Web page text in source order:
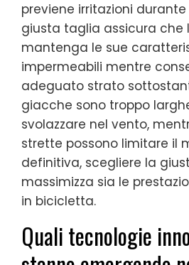
previene irritazioni durante
giusta taglia assicura che
mantenga le sue
impermeabili mentre
adeguato strato
giacche sono troppo
svolazzare nel vento,
strette possono limitare il
definitiva, scegliere la
massimizza sia le
in bicicletta.
Quali tecnologie